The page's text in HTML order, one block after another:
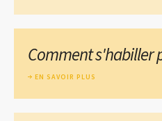
Comment s'habiller
EN SAVOIR PLUS